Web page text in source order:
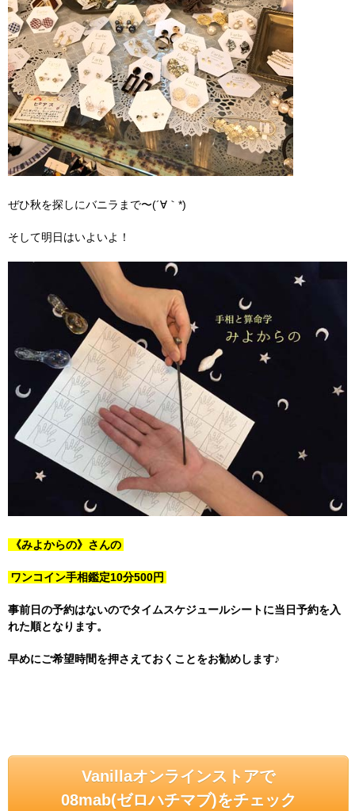
ぜひ秋を探しにバニラまで〜(´∀｀*)
そして明日はいよいよ！
《みよからの》さんの
ワンコイン手相鑑定10分500円
事前日の予約はないのでタイムスケジュールシートに当日予約を入
れた順となります。
早めにご希望時間を押さえておくことをお勧めします♪
Vanillaオンラインストアで
08mab(ゼロハチマブ)をチェック